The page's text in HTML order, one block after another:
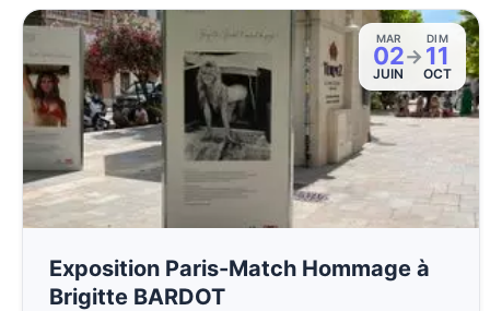
MAR
02
JUIN
→
DIM
11
OCT
Exposition Paris-Match Hommage à
Brigitte BARDOT